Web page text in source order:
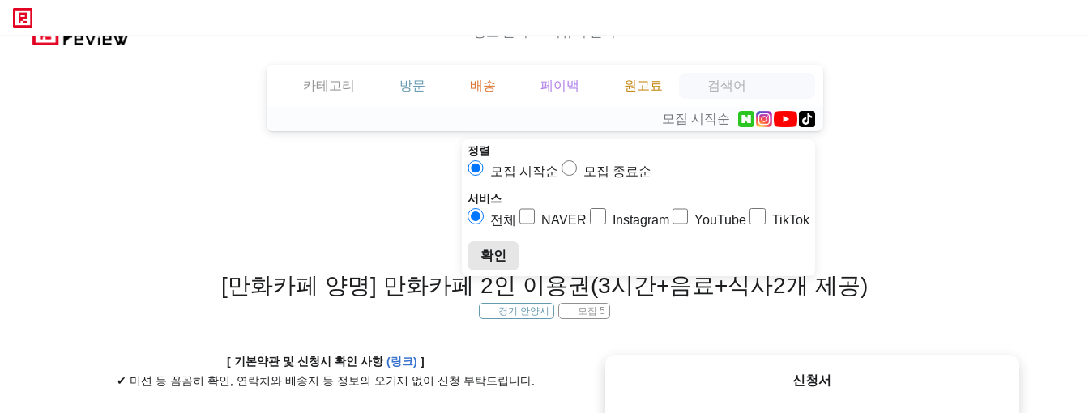
카테고리 방문 배송 페이백 원고료
모집 시작순
정렬
모집 시작순 모집 종료순
서비스
전체 NAVER Instagram YouTube TikTok
확인
[만화카페 양명] 만화카페 2인 이용권(3시간+음료+식사2개 제공)
경기 안양시 모집 5
[ 기본약관 및 신청시 확인 사항(링크) ]
✔ 미션 등 꼼꼼히 확인, 연락처와 배송지 등 정보의 오기재 없이 신청 부탁드립니다.
신청서